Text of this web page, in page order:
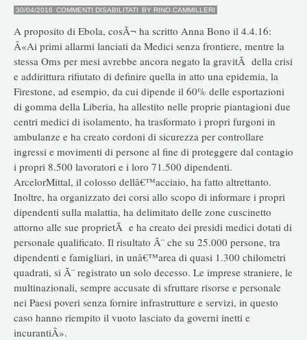
30/04/2016 COMMENTI DISABILITATI SU
BY RINO.CAMMILLERI
A proposito di Ebola, cosÃ¬ ha scritto Anna Bono il 4.4.16:
Â«Ai primi allarmi lanciati da Medici senza frontiere, mentre la
stessa Oms per mesi avrebbe ancora negato la gravitÃ della crisi
e addirittura rifiutato di definire quella in atto una epidemia, la
Firestone, ad esempio, da cui dipende il 60% delle esportazioni
di gomma della Liberia, ha allestito nelle proprie piantagioni due
centri medici di isolamento, ha trasformato i propri furgoni in
ambulanze e ha creato cordoni di sicurezza per controllare
ingressi e movimenti di persone al fine di proteggere dal contagio
i propri 8.500 lavoratori e i loro 71.500 dipendenti.
ArcelorMittal, il colosso dellâ€™acciaio, ha fatto altrettanto.
Inoltre, ha organizzato dei corsi allo scopo di informare i propri
dipendenti sulla malattia, ha delimitato delle zone cuscinetto
attorno alle sue proprietÃ e ha creato dei presidi medici dotati di
personale qualificato. Il risultato Ã¨ che su 25.000 persone, tra
dipendenti e famigliari, in unâ€™area di quasi 1.300 chilometri
quadrati, si Ã¨ registrato un solo decesso. Le imprese straniere, le
multinazionali, sempre accusate di sfruttare risorse e personale
nei Paesi poveri senza fornire infrastrutture e servizi, in questo
caso hanno riempito il vuoto lasciato da governi inetti e
incurantiÂ».